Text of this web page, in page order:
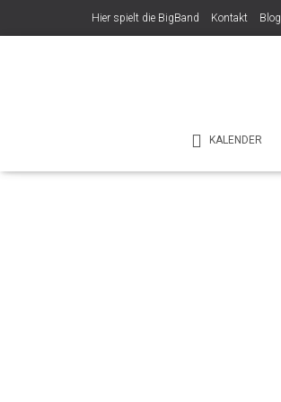
Hier spielt die BigBand Kontakt Blog
KALENDER